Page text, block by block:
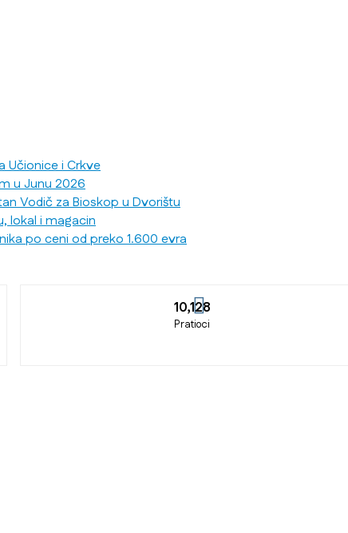
Učionice i Crkve
u Junu 2026
Vodič za Bioskop u Dvorištu
lokal i magacin
po ceni od preko 1.600 evra
10,128
Pratioci